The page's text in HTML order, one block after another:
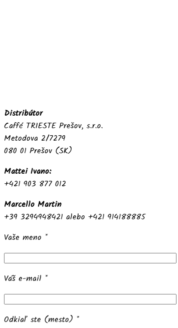
Distribútor
Caffé TRIESTE Prešov, s.r.o.
Metodova 2/7279
080 01 Prešov (SK)
Mattei Ivano:
+421 903 877 012
Marcello Martin
+39 3294948421 alebo +421 914188885
Vaše meno *
Váš e-mail *
Odkiaľ ste (mesto) *